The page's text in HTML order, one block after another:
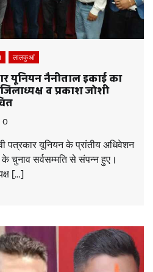
लालकुआं
यूनियन नैनीताल इकाई का
व प्रकाश जोशी
0
पत्रकार यूनियन के प्रांतीय अधिवेशन
चुनाव सर्वसम्मति से संपन्न हुए।
[…]